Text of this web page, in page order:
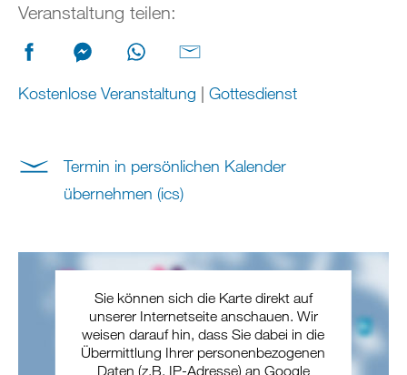
Veranstaltung teilen:
Kostenlose Veranstaltung | Gottesdienst
Termin in persönlichen Kalender
übernehmen (ics)
Sie können sich die Karte direkt auf
unserer Internetseite anschauen. Wir
weisen darauf hin, dass Sie dabei in die
Übermittlung Ihrer personenbezogenen
Daten (z.B. IP-Adresse) an Google